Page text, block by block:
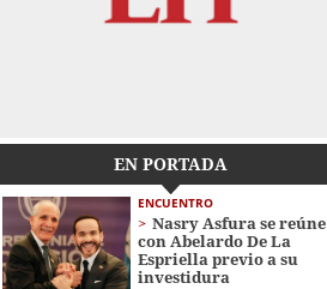
EN PORTADA
ENCUENTRO
Nasry Asfura se reúne
con Abelardo De La
Espriella previo a su
investidura